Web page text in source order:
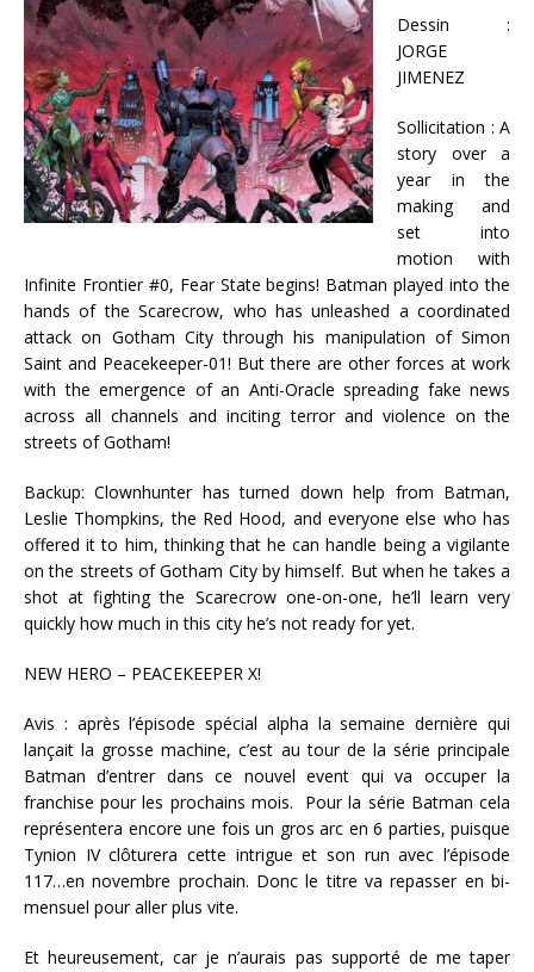
Dessin :
JORGE
JIMENEZ
Sollicitation : A
story over a
year in the
making and
set into
motion with
Infinite Frontier #0, Fear State begins! Batman played into the
hands of the Scarecrow, who has unleashed a coordinated
attack on Gotham City through his manipulation of Simon
Saint and Peacekeeper-01! But there are other forces at work
with the emergence of an Anti-Oracle spreading fake news
across all channels and inciting terror and violence on the
streets of Gotham!
Backup: Clownhunter has turned down help from Batman,
Leslie Thompkins, the Red Hood, and everyone else who has
offered it to him, thinking that he can handle being a vigilante
on the streets of Gotham City by himself. But when he takes a
shot at fighting the Scarecrow one-on-one, he’ll learn very
quickly how much in this city he’s not ready for yet.
NEW HERO – PEACEKEEPER X!
Avis : après l’épisode spécial alpha la semaine dernière qui
lançait la grosse machine, c’est au tour de la série principale
Batman d’entrer dans ce nouvel event qui va occuper la
franchise pour les prochains mois. Pour la série Batman cela
représentera encore une fois un gros arc en 6 parties, puisque
Tynion IV clôturera cette intrigue et son run avec l’épisode
117…en novembre prochain. Donc le titre va repasser en bi-
mensuel pour aller plus vite.
Et heureusement, car je n’aurais pas supporté de me taper